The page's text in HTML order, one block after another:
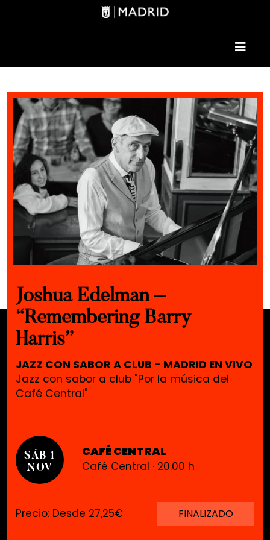
Joshua Edelman –
“Remembering Barry
Harris”
JAZZ CON SABOR A CLUB - MADRID EN VIVO
Jazz con sabor a club "Por la música del
Café Central"
SÁB 1
NOV
CAFÉ CENTRAL
Café Central · 20.00 h
Precio: Desde 27,25€ FINALIZADO